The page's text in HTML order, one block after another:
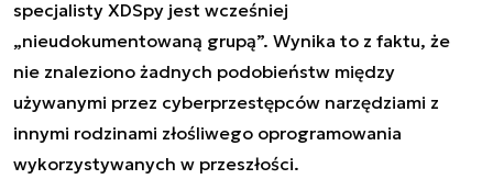
specjalisty XDSpy jest wcześniej
„nieudokumentowaną grupą”. Wynika to z faktu, że
nie znaleziono żadnych podobieństw między
używanymi przez cyberprzestępców narzędziami z
innymi rodzinami złośliwego oprogramowania
wykorzystywanych w przeszłości.